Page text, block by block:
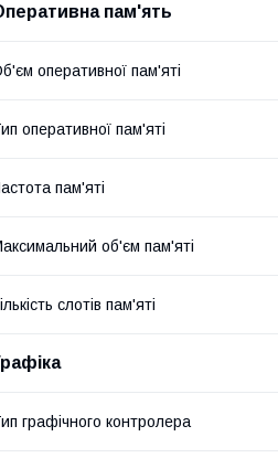
пам'ять
оперативної пам'яті
оперативної пам'яті
пам'яті
об'єм пам'яті
слотів пам'яті
графічного контролера